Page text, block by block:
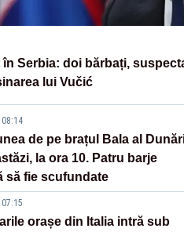
Serbia: doi bărbați,
lui Vučić
de pe brațul Bala al
la ora 10. Patru barje
să fie scufundate
orașe din Italia intră sub